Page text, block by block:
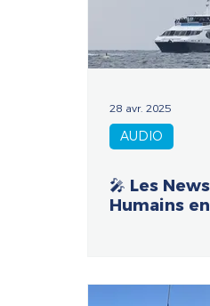
28 avr. 2025
AUDIO
🎤 Les
Humains